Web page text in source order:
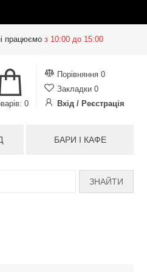
працюємо з 10:00 до 15:00
Порівняння 0
Закладки 0
Вхід / Реєстрація
0
БАРИ І КАФЕ
ЗНАЙТИ